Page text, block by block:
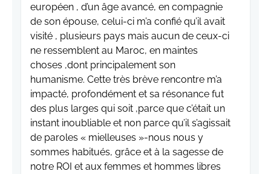
européen , d’un âge avancé, en compagnie
de son épouse, celui-ci m’a confié qu’il avait
visité , plusieurs pays mais aucun de ceux-ci
ne ressemblent au Maroc, en maintes
choses ,dont principalement son
humanisme. Cette très brève rencontre m’a
impacté, profondément et sa résonance fut
des plus larges qui soit ,parce que c’était un
instant inoubliable et non parce qu’il s’agissait
de paroles « mielleuses »-nous nous y
sommes habitués, grâce et à la sagesse de
notre ROI et aux femmes et hommes libres